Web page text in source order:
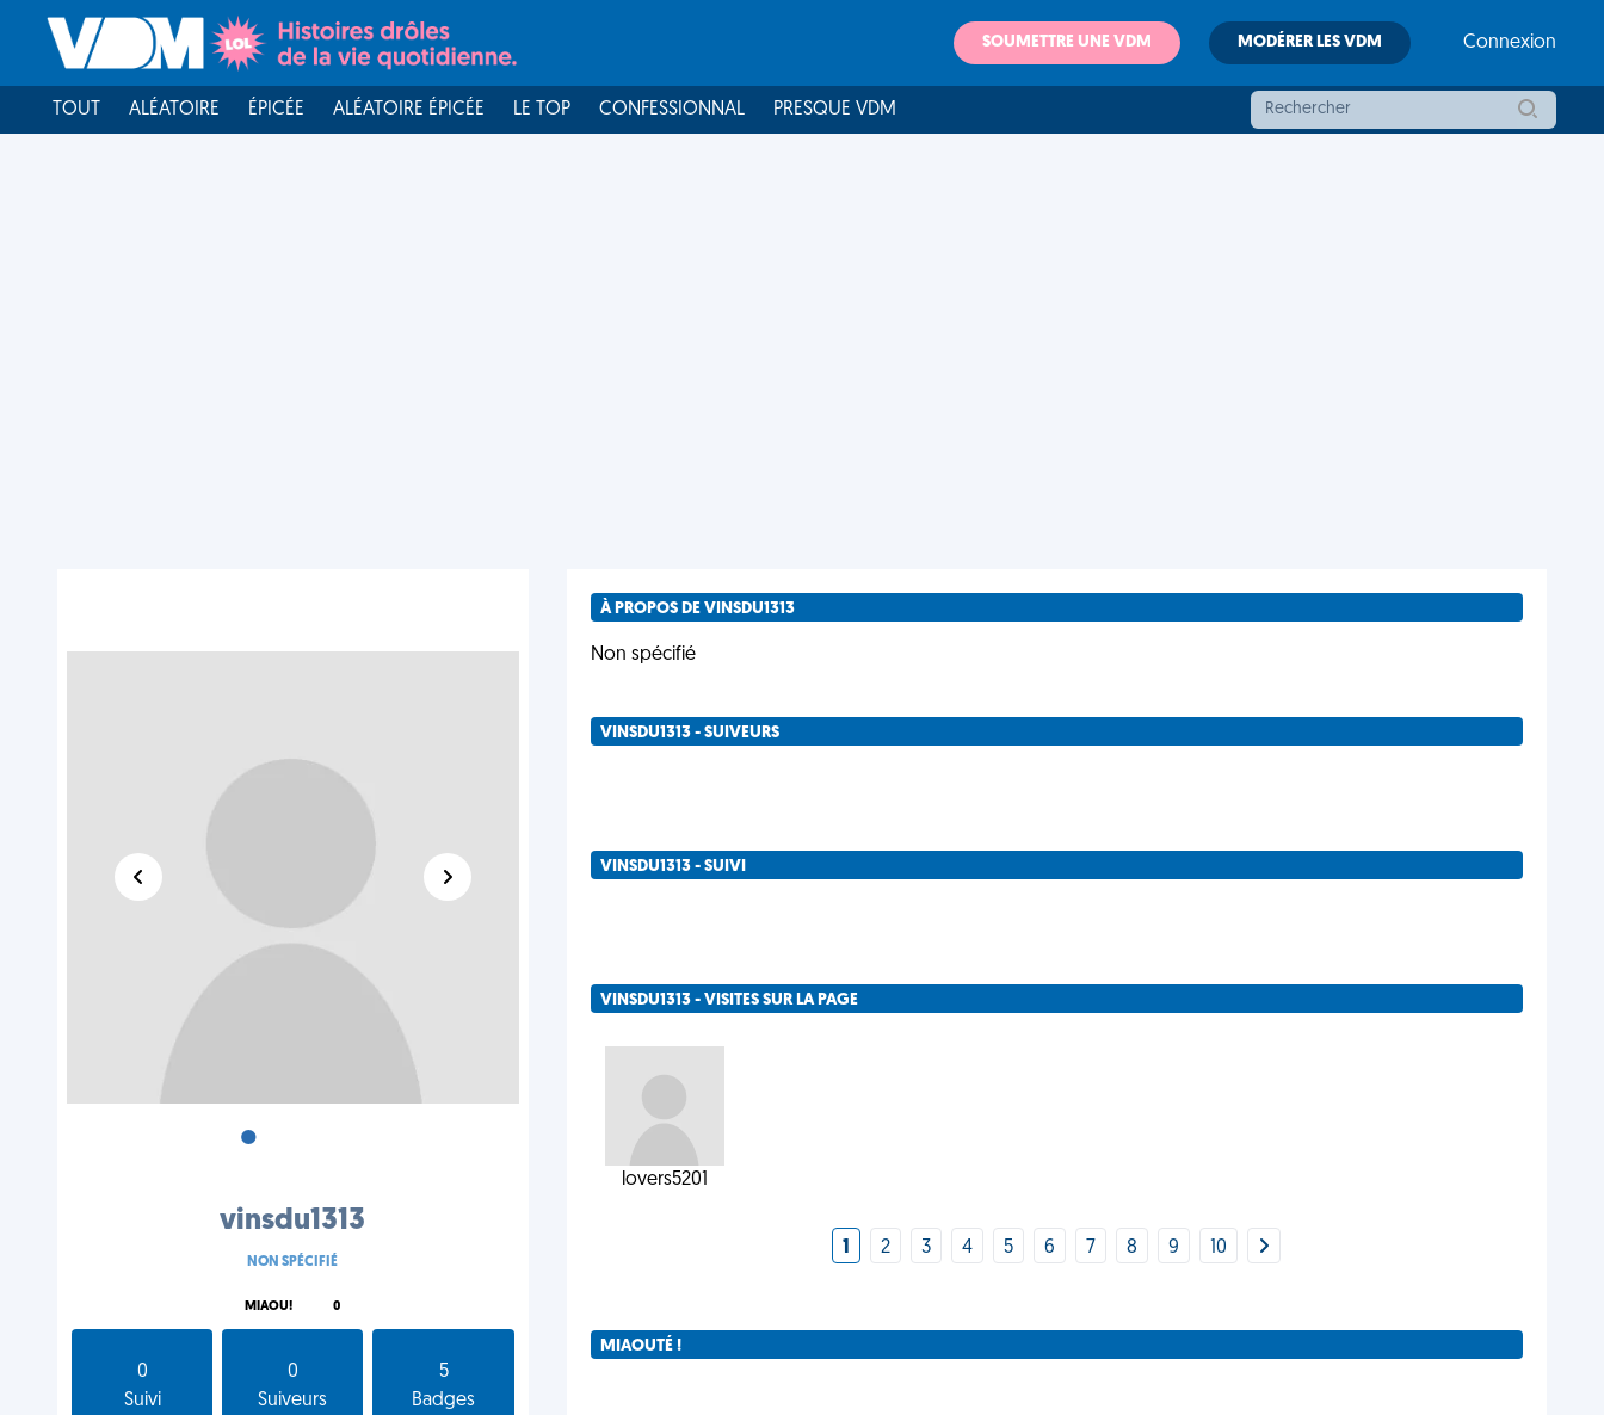
SOUMETTRE UNE VDM MODÉRER LES VDM Connexion
TOUT ALÉATOIRE ÉPICÉE ALÉATOIRE ÉPICÉE LE TOP CONFESSIONNAL PRESQUE VDM
•
vinsdu1313
NON SPÉCIFIÉ
MIAOU! 0
0
Suivi
0
Suiveurs
5
Badges
À PROPOS DE VINSDU1313
Non spécifié
VINSDU1313 - SUIVEURS
VINSDU1313 - SUIVI
VINSDU1313 - VISITES SUR LA PAGE
lovers5201
1 2 3 4 5 6 7 8 9 10
MIAOUTÉ !